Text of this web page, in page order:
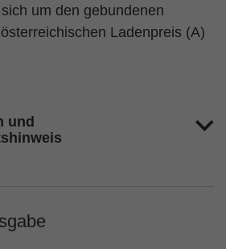
um den gebundenen
Ladenpreis (A)
und